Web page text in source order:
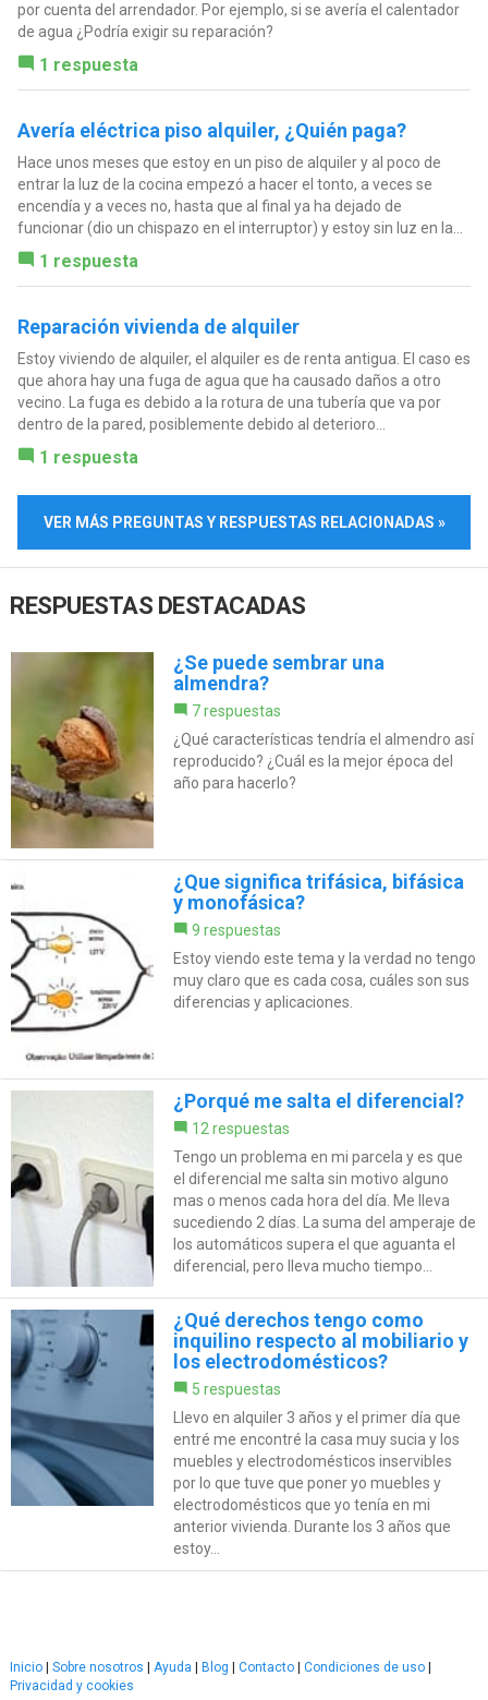
por cuenta del arrendador. Por ejemplo, si se avería el calentador
de agua ¿Podría exigir su reparación?
1 respuesta
Avería eléctrica piso alquiler, ¿Quién paga?
Hace unos meses que estoy en un piso de alquiler y al poco de
entrar la luz de la cocina empezó a hacer el tonto, a veces se
encendía y a veces no, hasta que al final ya ha dejado de
funcionar (dio un chispazo en el interruptor) y estoy sin luz en la...
1 respuesta
Reparación vivienda de alquiler
Estoy viviendo de alquiler, el alquiler es de renta antigua. El caso es
que ahora hay una fuga de agua que ha causado daños a otro
vecino. La fuga es debido a la rotura de una tubería que va por
dentro de la pared, posiblemente debido al deterioro...
1 respuesta
VER MÁS PREGUNTAS Y RESPUESTAS RELACIONADAS »
RESPUESTAS DESTACADAS
¿Se puede sembrar una
almendra?
7 respuestas
¿Qué características tendría el almendro así
reproducido? ¿Cuál es la mejor época del
año para hacerlo?
¿Que significa trifásica, bifásica
y monofásica?
9 respuestas
Estoy viendo este tema y la verdad no tengo
muy claro que es cada cosa, cuáles son sus
diferencias y aplicaciones.
¿Porqué me salta el diferencial?
12 respuestas
Tengo un problema en mi parcela y es que
el diferencial me salta sin motivo alguno
mas o menos cada hora del día. Me lleva
sucediendo 2 días. La suma del amperaje de
los automáticos supera el que aguanta el
diferencial, pero lleva mucho tiempo...
¿Qué derechos tengo como
inquilino respecto al mobiliario y
los electrodomésticos?
5 respuestas
Llevo en alquiler 3 años y el primer día que
entré me encontré la casa muy sucia y los
muebles y electrodomésticos inservibles
por lo que tuve que poner yo muebles y
electrodomésticos que yo tenía en mi
anterior vivienda. Durante los 3 años que
estoy...
Inicio | Sobre nosotros | Ayuda | Blog | Contacto | Condiciones de uso |
Privacidad y cookies